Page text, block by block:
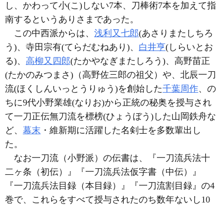
し、かわって小(こ)しない7本、刀棒術7本を加えて指
南するというありさまであった。
この中西派からは、 浅利又七郎(あさりまたしちろ
う)、寺田宗有(てらだむねあり)、 白井亨(しらいとお
る)、 高柳又四郎(たかやなぎまたしろう)、高野苗正
(たかのみつまさ)（高野佐三郎の祖父）や、北辰一刀
流(ほくしんいっとうりゅう)を創始した千葉周作、の
ちに9代小野業雄(なりお)から正統の秘奥を授与され
て一刀正伝無刀流を標榜(ひょうぼう)した山岡鉄舟な
ど、 幕末 ・維新期に活躍した名剣士を多数輩出し
た。
なお一刀流（小野派）の伝書は、『一刀流兵法十
二ヶ条（初伝）』『一刀流兵法仮字書（中伝）』
『一刀流兵法目録（本目録）』『一刀流割目録』の4
巻で、これらをすべて授与されたのち数年ないし10